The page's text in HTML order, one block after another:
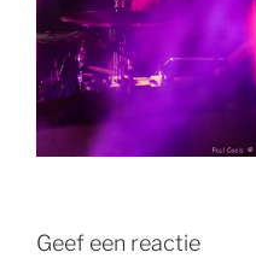
Geef een reactie